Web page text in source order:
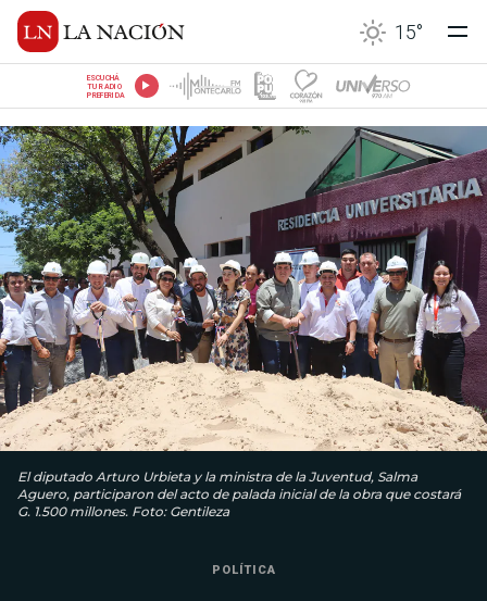
15°
ESCUCHÁ
TU RADIO
PREFERIDA
El diputado Arturo Urbieta y la ministra de la Juventud, Salma
Aguero, participaron del acto de palada inicial de la obra que costará
G. 1.500 millones. Foto: Gentileza
POLÍTICA